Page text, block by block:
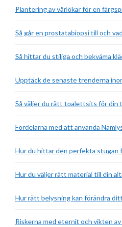
Plantering av vårlökar för en
Så går en prostatabiopsi till och
Så hittar du stiliga och bekväma
Upptäck de senaste trenderna
Så väljer du rätt toalettsits för din
Fördelarna med att använda
Hur du hittar den perfekta stugan
Hur du väljer rätt material till din
Hur rätt belysning kan förändra
Riskerna med eternit och vikten